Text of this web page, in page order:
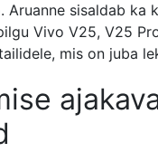
sisaldab ka
Vivo V25, V25
mis on juba